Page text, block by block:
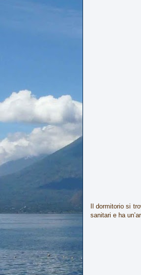
Il dormitorio si
sanitari e ha